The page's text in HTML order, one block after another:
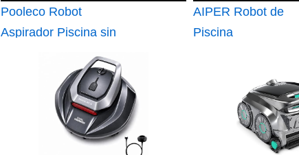
Pooleco Robot
Aspirador Piscina sin
Cable con Flotador
AIPER Robot de
Piscina